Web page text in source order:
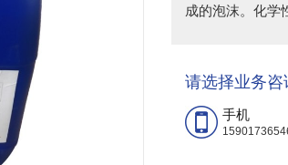
成的泡沫。化学
请选择业务咨
手机